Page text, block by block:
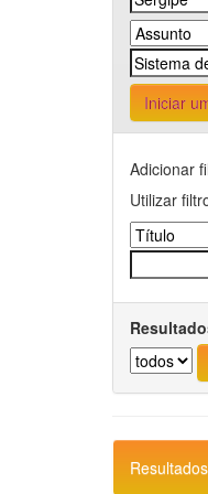
Iniciar
Adicionar
Utilizar